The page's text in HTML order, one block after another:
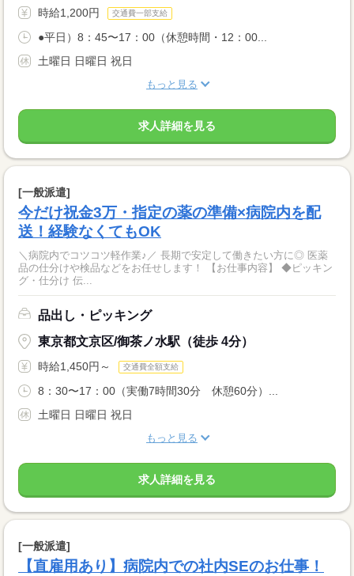
時給1,200円 交通費一部支給
●平日）8：45〜17：00（休憩時間・12：00...
土曜日 日曜日 祝日
もっと見る
求人詳細を見る
[一般派遣]
今だけ祝金3万・指定の薬の準備×病院内を配
送！経験なくてもOK
＼病院内でコツコツ軽作業♪／ 長期で安定して働きたい方に◎ 医薬
品の仕分けや検品などをお任せします！ 【お仕事内容】 ◆ピッキン
グ・仕分け 伝...
品出し・ピッキング
東京都文京区/御茶ノ水駅（徒歩 4分）
時給1,450円～ 交通費全額支給
8：30〜17：00（実働7時間30分 休憩60分）...
土曜日 日曜日 祝日
もっと見る
求人詳細を見る
[一般派遣]
【直雇用あり】病院内での社内SEのお仕事！